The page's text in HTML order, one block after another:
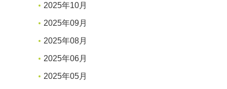
2025年10月
2025年09月
2025年08月
2025年06月
2025年05月